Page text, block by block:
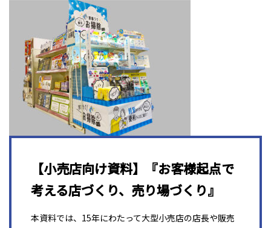
【小売店向け資料】『お客様起点で
考える店づくり、売り場づくり』
本資料では、15年にわたって大型小売店の店長や販売